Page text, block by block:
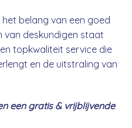
belang van een goed
van deskundigen staat
topkwaliteit service die
en de uitstraling van
een gratis & vrijblijvende